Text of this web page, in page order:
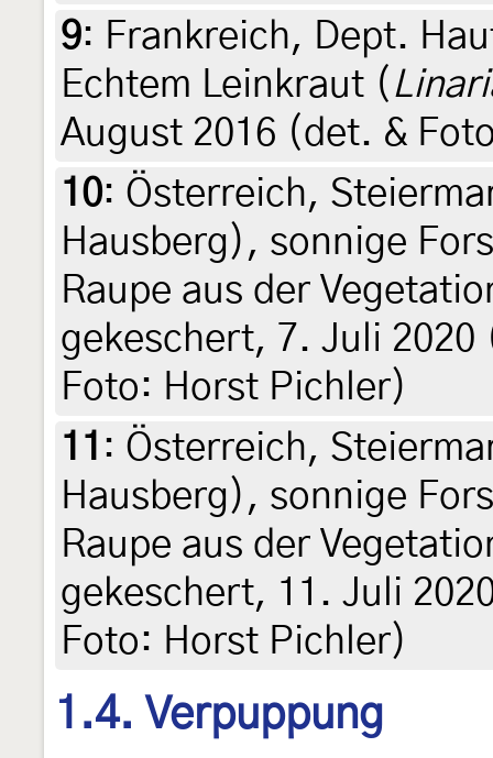
9: Frankreich, Dept.
Echtem Leinkraut (
August 2016 (det. &
10: Österreich,
Hausberg), sonnige
Raupe aus der
gekeschert, 7. Juli
Foto: Horst Pichler)
11 : Österreich,
Hausberg), sonnige
Raupe aus der
gekeschert, 11. Juli
Foto: Horst Pichler)
1.4. Verpuppung